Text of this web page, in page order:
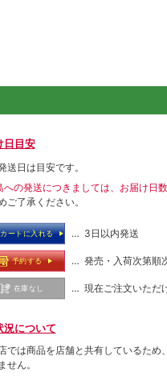
日目安
送日は目安です。
への発送につきましては、お届け日
ご了承ください。
カートに入れる … 3日以内発送
予約する … 発売・入荷次第順
在庫なし … 現在ご注文いただ
況について
では商品を店舗と共有しているた
せん。